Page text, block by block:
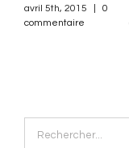
avril 5th, 2015
0
commentaire
Rechercher